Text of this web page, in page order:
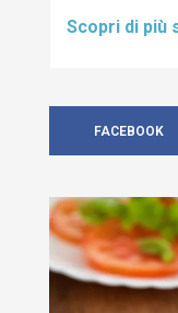
Scopri di più
FACEBOOK